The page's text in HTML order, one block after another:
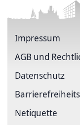
Impressum
AGB und
Datenschutz
Netiquette